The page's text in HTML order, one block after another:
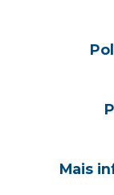
Mais